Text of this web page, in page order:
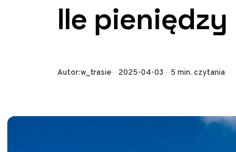
Ile
Autor:w_trasie Opublikowano
2025-04-03 5 min. czytania